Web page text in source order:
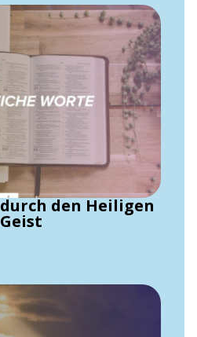
den Heiligen
Geist